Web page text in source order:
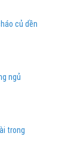
củ dền
ngủ
trong